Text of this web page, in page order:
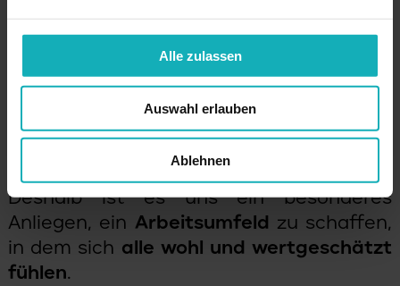
Alle zulassen
Auswahl erlauben
Ablehnen
glücklich:
Glücklich sein und glücklich machen
–
das ist unser Unternehmensleitbild. Wir
verstehen, dass glückliche Mitarbeitende
der Schlüssel zu unserem Erfolg sind.
Deshalb ist es uns ein besonderes
Anliegen, ein Arbeitsumfeld zu schaffen,
in dem sich alle wohl und wertgeschätzt
fühlen.